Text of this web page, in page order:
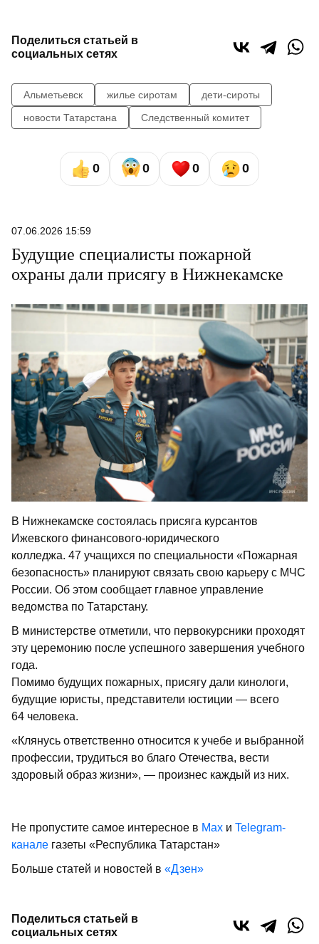
Поделиться статьей в
социальных сетях
Альметьевск жилье сиротам
дети-сироты
новости Татарстана
Следственный комитет
0 0 0 0
07.06.2026 15:59
Будущие специалисты пожарной
охраны дали присягу в Нижнекамске
В Нижнекамске состоялась присяга курсантов
Ижевского финансового-юридического
колледжа. 47 учащихся по специальности «Пожарная
безопасность» планируют связать свою карьеру с МЧС
России. Об этом сообщает главное управление
ведомства по Татарстану.
В министерстве отметили, что первокурсники проходят
эту церемонию после успешного завершения учебного
года.
Помимо будущих пожарных, присягу дали кинологи,
будущие юристы, представители юстиции — всего
64 человека.
«Клянусь ответственно относится к учебе и выбранной
профессии, трудиться во благо Отечества, вести
здоровый образ жизни», — произнес каждый из них.
Не пропустите самое интересное в Max и Telegram-
канале газеты «Республика Татарстан»
Больше статей и новостей в «Дзен»
Поделиться статьей в
социальных сетях